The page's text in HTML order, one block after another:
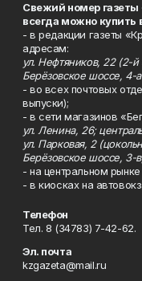
Свежий номер
всегда можно купить
- в редакции газеты
адресам:
ул. Нефтяников, 22 (2-й
Берёзовское шоссе, 4-
- во всех почтовых
выпуски);
- в сети магазинов
ул. Ленина, 26;
ул. Парковая, 2
Берёзовское шоссе, 3-
- на центральном
- в киосках на
Телефон
Тел. 8 (34783) 7-42-62.
Эл. почта
kzgazeta@mail.ru